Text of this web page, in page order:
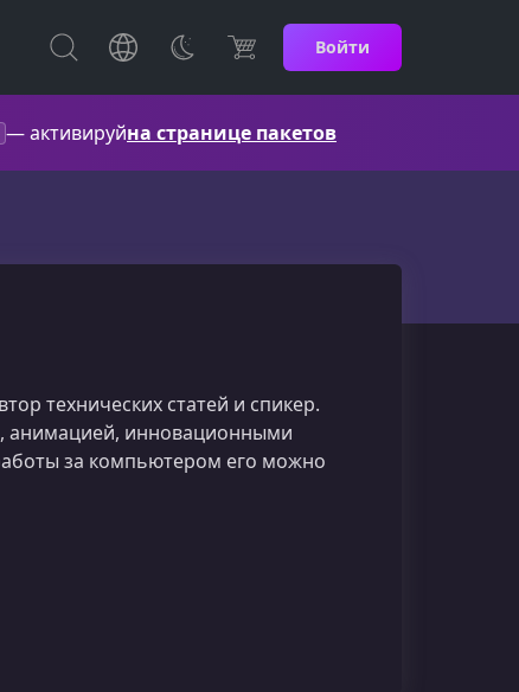
Войти
— активируйна странице пакетов
технических статей и спикер.
анимацией, инновационными
за компьютером его можно